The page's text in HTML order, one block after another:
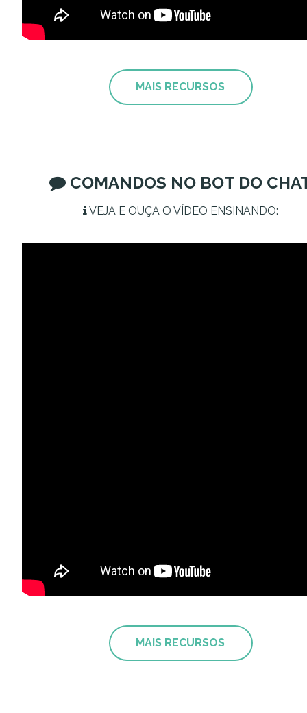
MAIS RECURSOS
COMANDOS NO BOT DO
VEJA E OUÇA O VÍDEO ENSINANDO:
MAIS RECURSOS